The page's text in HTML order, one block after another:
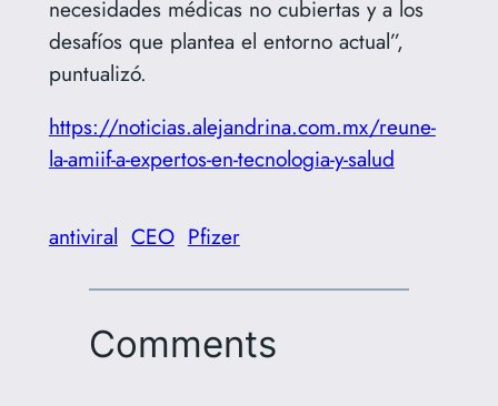
necesidades médicas no cubiertas y a los
desafíos que plantea el entorno actual”,
puntualizó.
https://noticias.alejandrina.com.mx/reune-
la-amiif-a-expertos-en-tecnologia-y-salud
antiviral CEO Pfizer
Comments